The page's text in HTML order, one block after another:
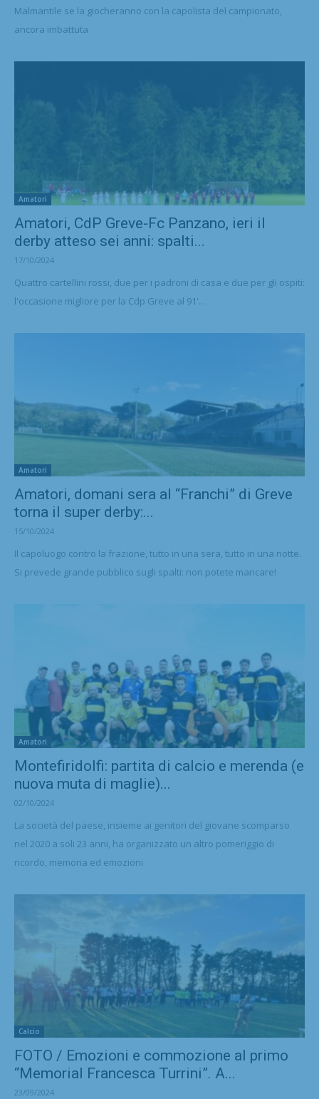
Malmantile se la giocheranno con la capolista del campionato,
ancora imbattuta
Amatori
Amatori, CdP Greve-Fc Panzano, ieri il
derby atteso sei anni: spalti...
17/10/2024
Quattro cartellini rossi, due per i padroni di casa e due per gli ospiti:
l'occasione migliore per la Cdp Greve al 91'...
Amatori
Amatori, domani sera al “Franchi” di Greve
torna il super derby:...
15/10/2024
Il capoluogo contro la frazione, tutto in una sera, tutto in una notte.
Si prevede grande pubblico sugli spalti: non potete mancare!
Amatori
Montefiridolfi: partita di calcio e merenda (e
nuova muta di maglie)...
02/10/2024
La società del paese, insieme ai genitori del giovane scomparso
nel 2020 a soli 23 anni, ha organizzato un altro pomeriggio di
ricordo, memoria ed emozioni
Calcio
FOTO / Emozioni e commozione al primo
“Memorial Francesca Turrini”. A...
23/09/2024